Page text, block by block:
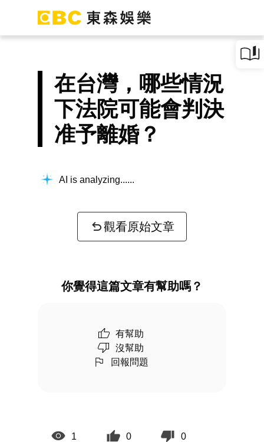
在台灣，哪些情況
下法院可能會判決
准予離婚？
AI is analyzing...
觀看原始文章
你覺得這篇文章有幫助嗎？
有幫助
沒幫助
回報問題
1 0 0